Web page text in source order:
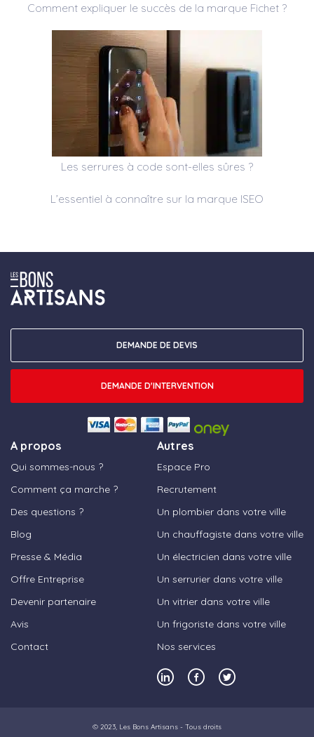
Comment expliquer le succès de la marque Fichet ?
Les serrures à code sont-elles sûres ?
L’essentiel à connaître sur la marque ISEO
A propos
Qui sommes-nous ?
Comment ça marche ?
Des questions ?
Blog
Presse & Média
Offre Entreprise
Devenir partenaire
Avis
Contact
Autres
Espace Pro
Recrutement
Un plombier dans votre ville
Un chauffagiste dans votre ville
Un électricien dans votre ville
Un serrurier dans votre ville
Un vitrier dans votre ville
Un frigoriste dans votre ville
Nos services
DEMANDE DE DEVIS
DEMANDE D'INTERVENTION
© 2023, Les Bons Artisans - Tous droits